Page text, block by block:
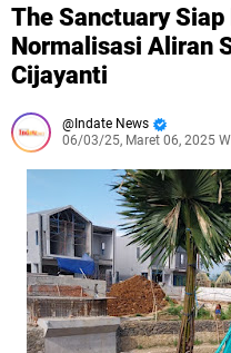
The Sanctuary
Normalisasi Aliran
Cijayanti
Indate News
06/03/25, Maret 06, 2025